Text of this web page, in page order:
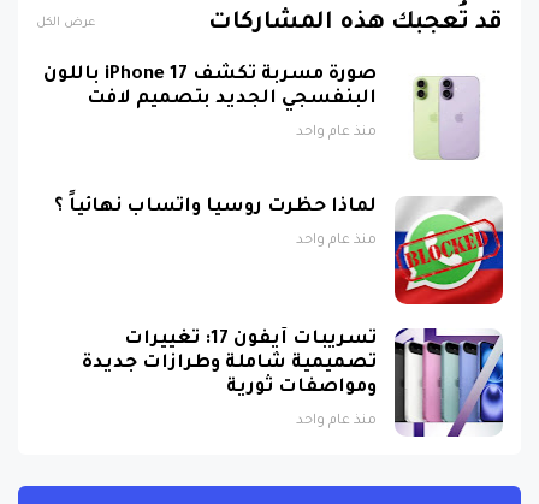
قد تُعجبك هذه المشاركات عرض الكل
صورة مسربة تكشف iPhone 17 باللون
البنفسجي الجديد بتصميم لافت
منذ عام واحد
لماذا حظرت روسيا واتساب نهائياً ؟
منذ عام واحد
تسريبات آيفون 17: تغييرات
تصميمية شاملة وطرازات جديدة
ومواصفات ثورية
منذ عام واحد